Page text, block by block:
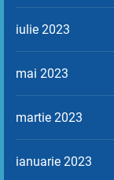
iulie 2023
mai 2023
martie 2023
ianuarie 2023